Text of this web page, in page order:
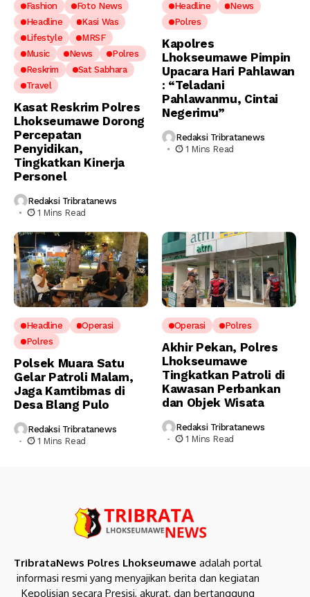
Fashion
Foto News
Headline
Kasi Was
Lifestyle
MRSF
Music
News
Polres
Reskrim
Sat Sabhara
Travel
Kasat Reskrim Polres
Lhokseumawe Dorong
Percepatan
Penyidikan,
Tingkatkan Kinerja
Personel
Redaksi Tribratanews
1 Mins Read
Headline
News
Polres
Kapolres
Lhokseumawe Pimpin
Upacara Hari Pahlawan
: “Teladani
Pahlawanmu, Cintai
Negerimu”
Redaksi Tribratanews
1 Mins Read
Headline
Operasi
Polres
Polsek Muara Satu
Gelar Patroli Malam,
Jaga Kamtibmas di
Desa Blang Pulo
Redaksi Tribratanews
1 Mins Read
Operasi Polres
Akhir Pekan, Polres
Lhokseumawe
Tingkatkan Patroli di
Kawasan Perbankan
dan Objek Wisata
Redaksi Tribratanews
1 Mins Read
TribrataNews Polres Lhokseumawe adalah portal
informasi resmi yang menyajikan berita dan kegiatan
Kepolisian secara Presisi, akurat, dan bertanggung